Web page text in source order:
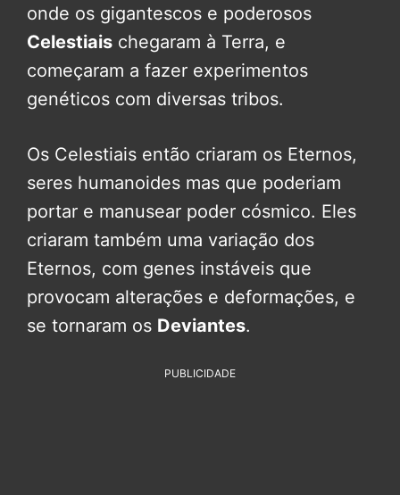
onde os gigantescos e poderosos
Celestiais chegaram à Terra, e
começaram a fazer experimentos
genéticos com diversas tribos.
Os Celestiais então criaram os Eternos,
seres humanoides mas que poderiam
portar e manusear poder cósmico. Eles
criaram também uma variação dos
Eternos, com genes instáveis que
provocam alterações e deformações, e
se tornaram os Deviantes.
PUBLICIDADE